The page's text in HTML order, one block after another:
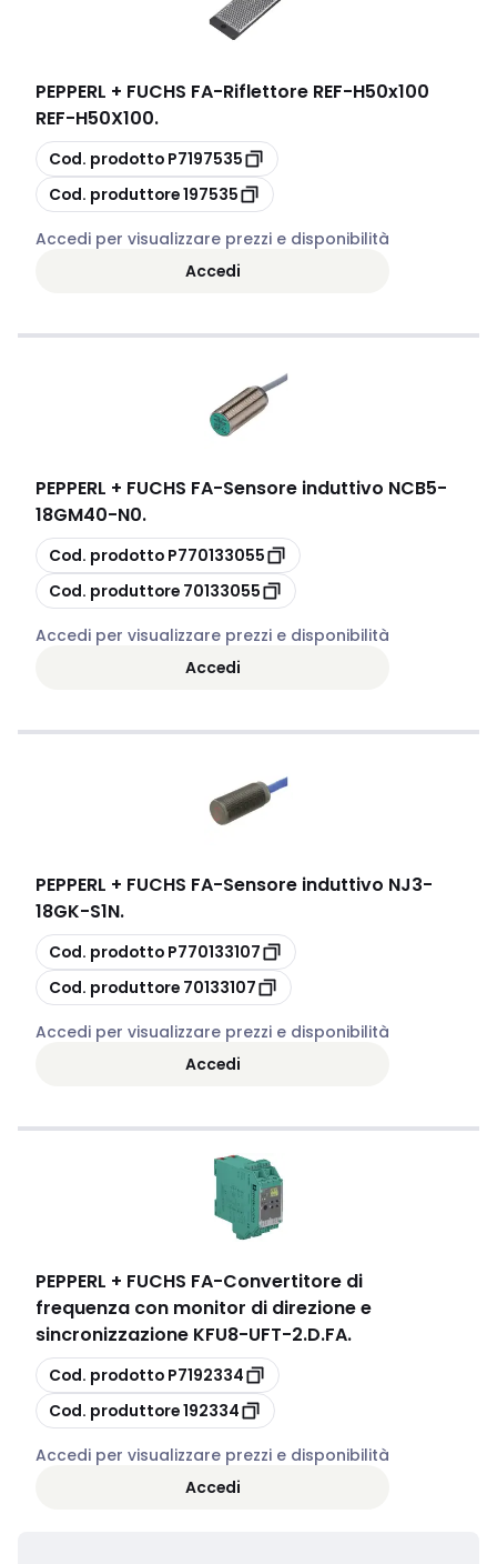
PEPPERL + FUCHS FA-Riflettore REF-H50x100
REF-H50X100.
copia
Cod. prodotto P7197535
copia
Cod. produttore197535
Accedi per visualizzare prezzi e disponibilità
Accedi
PEPPERL + FUCHS FA-Sensore induttivo NCB5-
18GM40-N0.
copia
Cod. prodotto P770133055
copia
Cod. produttore 70133055
Accedi per visualizzare prezzi e disponibilità
Accedi
PEPPERL + FUCHS FA-Sensore induttivo NJ3-
18GK-S1N.
copia
Cod. prodotto P770133107
copia
Cod. produttore 70133107
Accedi per visualizzare prezzi e disponibilità
Accedi
PEPPERL + FUCHS FA-Convertitore di
frequenza con monitor di direzione e
sincronizzazione KFU8-UFT-2.D.FA.
copia
Cod. prodotto P7192334
copia
Cod. produttore192334
Accedi per visualizzare prezzi e disponibilità
Accedi